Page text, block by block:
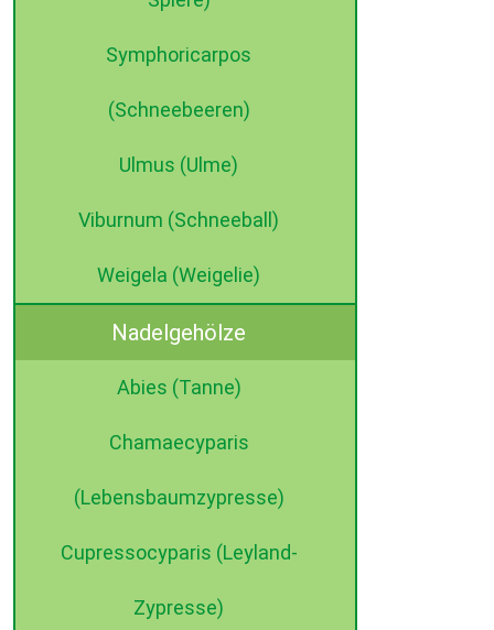
Symphoricarpos
(Schneebeeren)
Ulmus (Ulme)
Viburnum (Schneeball)
Weigela (Weigelie)
Nadelgehölze
Abies (Tanne)
Chamaecyparis
(Lebensbaumzypresse)
Cupressocyparis (Leyland-
Zypresse)